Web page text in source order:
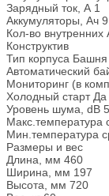
Зарядный ток, А 1
Аккумуляторы, Ач 9
Кол-во внутренних
Конструктив
Тип корпуса Башня
Автоматический
Мониторинг (в
Холодный старт Да
Уровень шума, dB
Макс.температура
Мин.температура
Размеры и вес
Длина, мм 460
Ширина, мм 197
Высота, мм 720